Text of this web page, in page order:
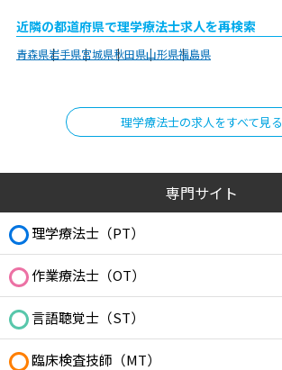
近隣の都道府県で理学療法士求人を再検索
青森県岩手県宮城県秋田県山形県福島県
理学療法士の求人をすべて見る
専門サイト
理学療法士（PT）
作業療法士（OT）
言語聴覚士（ST）
臨床検査技師（MT）